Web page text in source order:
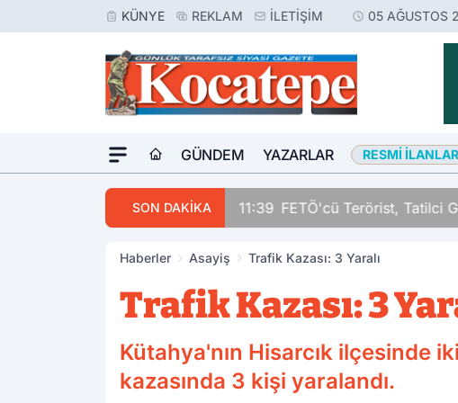
KÜNYE REKLAM İLETIŞIM 05 AĞUSTOS
GÜNDEM YAZARLAR RESMI İLANLAR
SON DAKİKA 11:39 FETÖ'cü Terörist, Tatilci
Haberler Asayiş Trafik Kazası: 3 Yaralı
Trafik Kazası: 3
Kütahya'nın Hisarcık ilçesinde
kazasında 3 kişi yaralandı.